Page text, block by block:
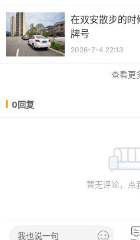
在双安散步的时
牌号
2026-7-4 22:13
查看更
0回复
暂无评论，点
我也说一句